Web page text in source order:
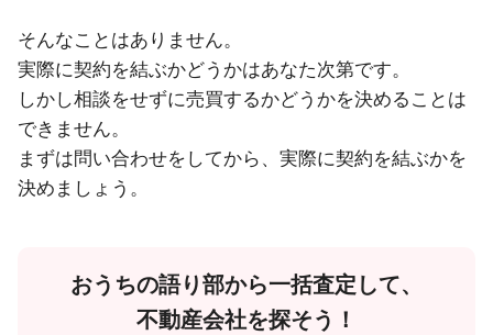
そんなことはありません。
実際に契約を結ぶかどうかはあなた次第です。
しかし相談をせずに売買するかどうかを決めることは
できません。
まずは問い合わせをしてから、実際に契約を結ぶかを
決めましょう。
おうちの語り部から一括査定して、
不動産会社を探そう！